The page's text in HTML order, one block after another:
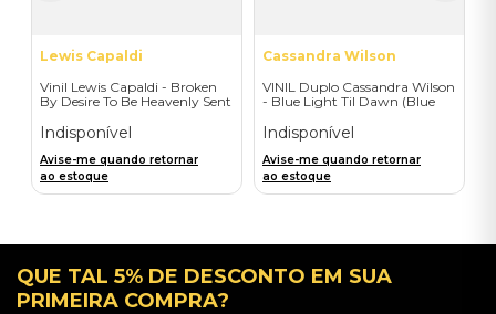
Lewis Capaldi
Vinil Lewis Capaldi - Broken
By Desire To Be Heavenly Sent
Indisponível
Avise-me quando retornar
ao estoque
Cassandra Wilson
VINIL Duplo Cassandra Wilson
- Blue Light Til Dawn (Blue
Indisponível
Avise-me quando retornar
ao estoque
QUE TAL 5% DE DESCONTO EM SUA
PRIMEIRA COMPRA?